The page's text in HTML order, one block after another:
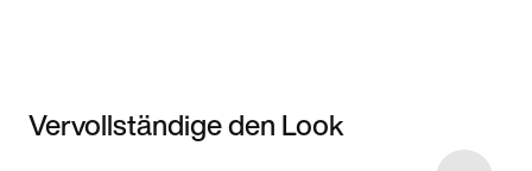
Vervollständige den Look